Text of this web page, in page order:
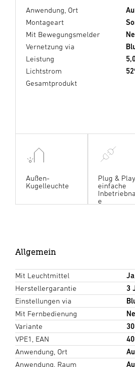
Anwendung, Ort
Montageart
Mit Bewegungsmelder
Vernetzung via
Leistung
Lichtstrom
Gesamtprodukt
Außen-
Kugelleuchte
Plug &
einfache
e
Allgemein
Mit Leuchtmittel
Herstellergarantie
3
Einstellungen via
Mit Fernbedienung
Variante
VPE1, EAN
Anwendung, Ort
Anwendung, Raum